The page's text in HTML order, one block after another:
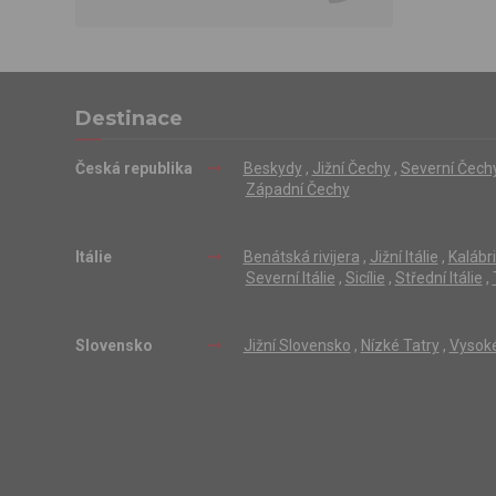
Destinace
Česká republika Beskydy , Jižní Čechy , Severní
Západní Čechy
Itálie
Benátská rivijera , Jižní Itálie ,
Severní Itálie , Sicílie , Střední Itálie ,
Slovensko
Jižní Slovensko , Nízké Tatry ,